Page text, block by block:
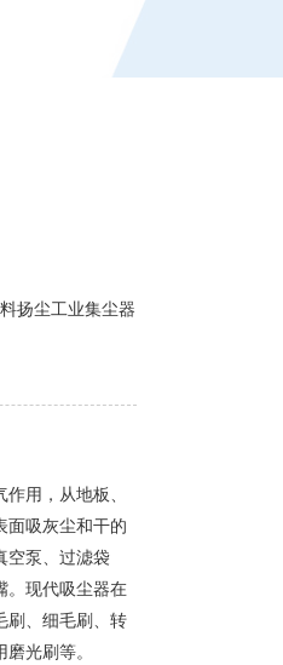
扬尘工业集尘器
用，从地板、
面吸灰尘和干的
空泵、过滤袋
。现代吸尘器在
刷、细毛刷、转
光刷等。